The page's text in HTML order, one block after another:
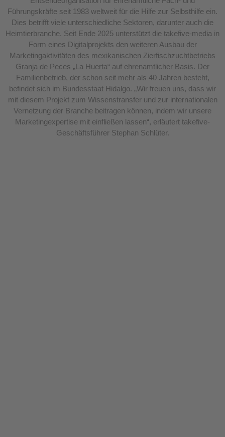
Führungskräfte seit 1983 weltweit für die Hilfe zur Selbsthilfe ein.
Dies betrifft viele unterschiedliche Sektoren, darunter auch die
Heimtierbranche. Seit Ende 2025 unterstützt die takefive-media in
Form eines Digitalprojekts den weiteren Ausbau der
Marketingaktivitäten des mexikanischen Zierfischzuchtbetriebs
Granja de Peces „La Huerta“ auf ehrenamtlicher Basis. Der
Familienbetrieb, der schon seit mehr als 40 Jahren besteht,
befindet sich im Bundesstaat Hidalgo. „Wir freuen uns, dass wir
mit diesem Projekt zum Wissenstransfer und zur internationalen
Vernetzung der Branche beitragen können, indem wir unsere
Marketingexpertise mit einfließen lassen“, erläutert takefive-
Geschäftsführer Stephan Schlüter.